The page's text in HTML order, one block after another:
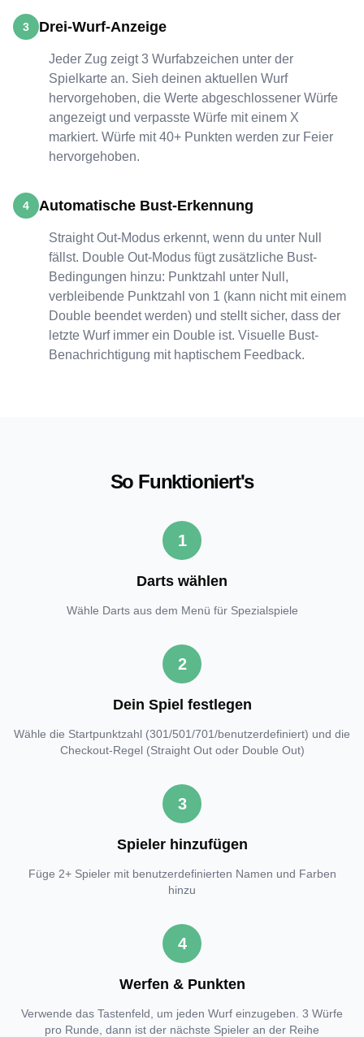
3 Drei-Wurf-Anzeige
Jeder Zug zeigt 3 Wurfabzeichen unter der
Spielkarte an. Sieh deinen aktuellen Wurf
hervorgehoben, die Werte abgeschlossener Würfe
angezeigt und verpasste Würfe mit einem X
markiert. Würfe mit 40+ Punkten werden zur Feier
hervorgehoben.
4 Automatische Bust-Erkennung
Straight Out-Modus erkennt, wenn du unter Null
fällst. Double Out-Modus fügt zusätzliche Bust-
Bedingungen hinzu: Punktzahl unter Null,
verbleibende Punktzahl von 1 (kann nicht mit einem
Double beendet werden) und stellt sicher, dass der
letzte Wurf immer ein Double ist. Visuelle Bust-
Benachrichtigung mit haptischem Feedback.
So Funktioniert's
1
Darts wählen
Wähle Darts aus dem Menü für Spezialspiele
2
Dein Spiel festlegen
Wähle die Startpunktzahl (301/501/701/benutzerdefiniert) und die
Checkout-Regel (Straight Out oder Double Out)
3
Spieler hinzufügen
Füge 2+ Spieler mit benutzerdefinierten Namen und Farben
hinzu
4
Werfen & Punkten
Verwende das Tastenfeld, um jeden Wurf einzugeben. 3 Würfe
pro Runde, dann ist der nächste Spieler an der Reihe